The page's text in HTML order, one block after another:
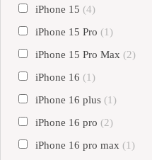
iPhone 15 (4)
iPhone 15 Pro (1)
iPhone 15 Pro Max (2)
iPhone 16 (1)
iPhone 16 plus (1)
iPhone 16 pro (2)
iPhone 16 pro max (1)